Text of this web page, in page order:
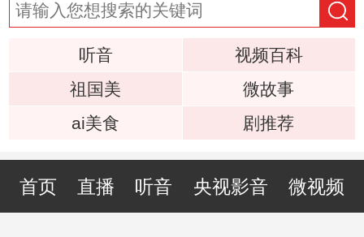
听音
视频百科
祖国美
微故事
ai美食
剧推荐
首页 直播 听音 央视影音 微视频